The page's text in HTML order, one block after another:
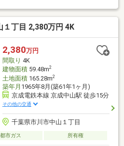
１丁目 2,380万円 4K
2,380万円
間取り 4K
建物面積59.48m2
土地面積165.28m2
築年月 1965年8月(築61年1ヶ月)
京成電鉄本線 京成中山駅 徒歩15分
その他の交通
千葉県市川市中山１丁目
都市ガス 所有権